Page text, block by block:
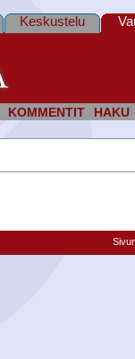
KOMMENTIT HAKU
Keskustelu